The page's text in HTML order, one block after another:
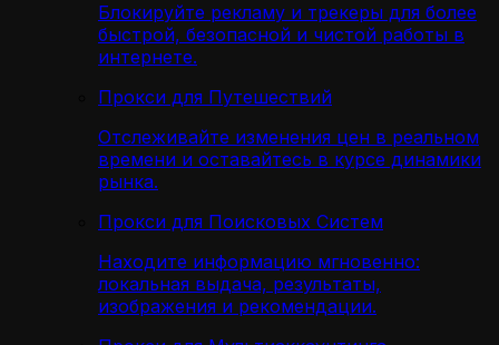
Блокируйте рекламу и трекеры для более
быстрой, безопасной и чистой работы в
интернете.
Прокси для Путешествий
Отслеживайте изменения цен в реальном
времени и оставайтесь в курсе динамики
рынка.
Прокси для Поисковых Систем
Находите информацию мгновенно:
локальная выдача, результаты,
изображения и рекомендации.